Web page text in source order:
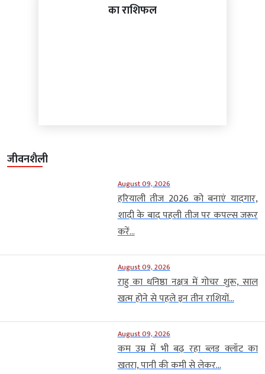
का राशिफल
जीवनशैली
August 09, 2026
हरियाली तीज 2026 को बनाएं यादगार,
शादी के बाद पहली तीज पर कपल्स जरूर
करें...
August 09, 2026
राहु का धनिष्ठा नक्षत्र में गोचर शुरू, साल
खत्म होने से पहले इन तीन राशियों...
August 09, 2026
कम उम्र में भी बढ़ रहा ब्लड क्लॉट का
खतरा, पानी की कमी से लेकर...